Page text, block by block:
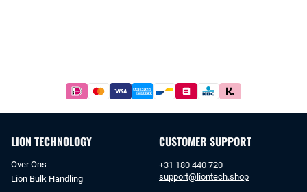
Betaal
veilig
met
iDeal
of
LION TECHNOLOGY
Over Ons
Lion Bulk Handling
CUSTOMER SUPPORT
+31 180 440 720
support@liontech.shop